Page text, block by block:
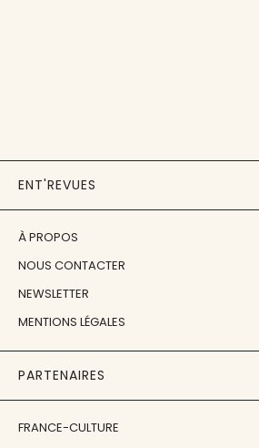
ENT'REVUES
À PROPOS
NOUS CONTACTER
NEWSLETTER
MENTIONS LÉGALES
PARTENAIRES
FRANCE-CULTURE